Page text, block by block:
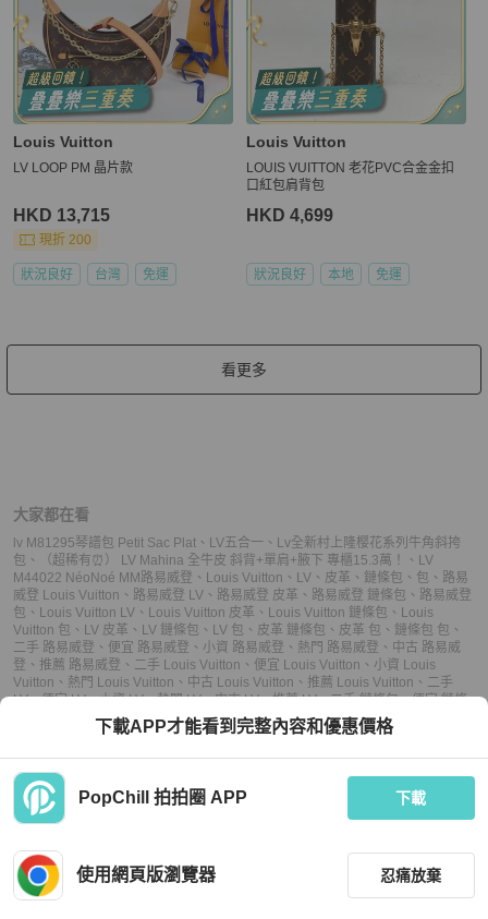
Louis Vuitton
LV LOOP PM 晶片款
HKD 13,715
現折 200
狀況良好 台灣 免運
Louis Vuitton
LOUIS VUITTON 老花PVC合金金扣
口紅包肩背包
HKD 4,699
狀況良好 本地 免運
看更多
大家都在看
lv M81295琴譜包 Petit Sac Plat 、 LV五合一 、 Lv全新村上隆樱花系列牛角斜挎
包 、 （超稀有⏰） LV Mahina 全牛皮 斜背+單肩+腋下 專櫃15.3萬！ 、 LV
M44022 NéoNoé MM路易威登 、 Louis Vuitton 、 LV 、 皮革 、 鏈條包 、 包 、 路易
威登 Louis Vuitton 、 路易威登 LV 、 路易威登 皮革 、 路易威登 鏈條包 、 路易威登
包 、 Louis Vuitton LV 、 Louis Vuitton 皮革 、 Louis Vuitton 鏈條包 、 Louis
Vuitton 包 、 LV 皮革 、 LV 鏈條包 、 LV 包 、 皮革 鏈條包 、 皮革 包 、 鏈條包 包 、
二手 路易威登 、 便宜 路易威登 、 小資 路易威登 、 熱門 路易威登 、 中古 路易威
登 、 推薦 路易威登 、 二手 Louis Vuitton 、 便宜 Louis Vuitton 、 小資 Louis
Vuitton 、 熱門 Louis Vuitton 、 中古 Louis Vuitton 、 推薦 Louis Vuitton 、 二手
LV、便宜 LV、小資 LV、熱門 LV、中古 LV、推薦 LV、二手 鏈條包、便宜 鏈條
小資 鏈條包、熱門 鏈條包、中古 鏈條包 、 推薦 鏈條包、二手 包
熱門 包、 中古 包、推薦 包
下載APP才能看到完整內容和優惠價格
PopChill 拍拍圈 APP 下載
使用網頁版瀏覽器 忍痛放棄